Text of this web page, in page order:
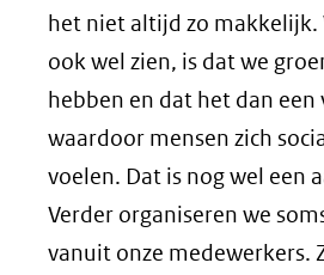
het niet altijd zo makkelijk.
ook wel zien, is dat we
hebben en dat het dan
waardoor mensen zich
voelen. Dat is nog wel een
Verder organiseren we
vanuit onze medewerkers.